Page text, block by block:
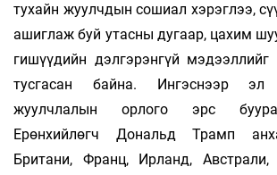
тухайн жуулчдын сошиал хэрэглээ,
ашиглаж буй утас­ны дугаар, цахим
ги­шүүдийн дэлгэрэнгүй мэдээллийг
тусгасан байна. Ингэснээр
жуулчлалын орлого эрс
Ерөнхийлөгч Дональд Трамп
Британи, Франц, Ирланд,